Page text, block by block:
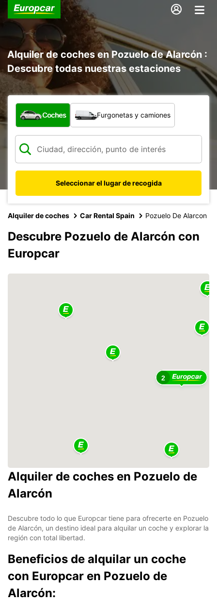
Alquiler de coches en Pozuelo de Alarcón :
Descubre todas nuestras estaciones
¿Qué tipo de vehículo?
Coches Furgonetas y camiones
Seleccionar el lugar de recogida
Alquiler de coches Car Rental Spain Pozuelo De Alarcon
Descubre Pozuelo de Alarcón con
Europcar
2
Alquiler de coches en Pozuelo de
Alarcón
Descubre todo lo que Europcar tiene para ofrecerte en Pozuelo
de Alarcón, un destino ideal para alquilar un coche y explorar la
región con total libertad.
Beneficios de alquilar un coche
con Europcar en Pozuelo de
Alarcón: